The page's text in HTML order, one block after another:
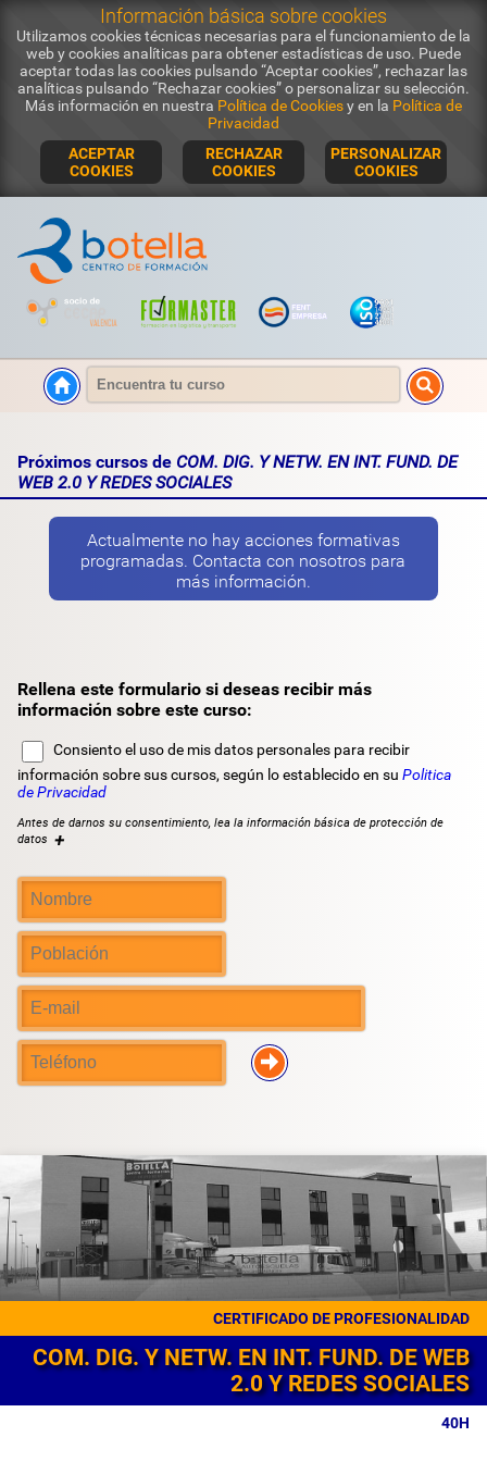
Información básica sobre cookies
Utilizamos cookies técnicas necesarias para el funcionamiento de la
web y cookies analíticas para obtener estadísticas de uso. Puede
aceptar todas las cookies pulsando “Aceptar cookies”, rechazar las
analíticas pulsando “Rechazar cookies” o personalizar su selección.
Más información en nuestra Política de Cookiesy en la Política de
Privacidad
ACEPTAR
COOKIES
RECHAZAR
COOKIES
PERSONALIZAR
COOKIES
Próximos cursos de COM. DIG. Y NETW. EN INT. FUND. DE
WEB 2.0 Y REDES SOCIALES
Actualmente no hay acciones formativas
programadas. Contacta con nosotros para
más información.
Rellena este formulario si deseas recibir más
información sobre este curso:
Consiento el uso de mis datos personales para recibir
información sobre sus cursos, según lo establecido en su Politica
de Privacidad
Antes de darnos su consentimiento, lea la información básica de protección de
datos +
CERTIFICADO DE PROFESIONALIDAD
COM. DIG. Y NETW. EN INT. FUND. DE WEB
2.0 Y REDES SOCIALES
40H